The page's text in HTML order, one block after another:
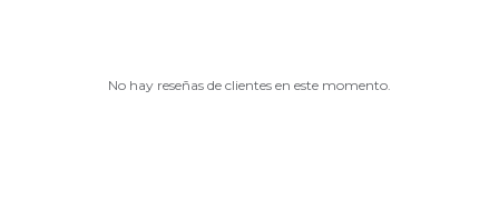
No hay reseñas de clientes en este momento.